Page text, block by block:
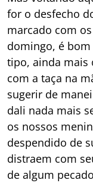
for o desfecho
marcado com
domingo, é
tipo, ainda mais
com a taça na
sugerir de
dali nada mais
os nossos
despendido de
distraem com
de algum